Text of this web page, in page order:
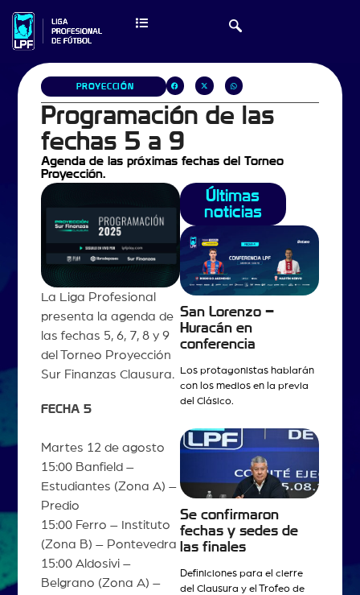
PROYECCIÓN
Programación de las
fechas 5 a 9
Agenda de las próximas fechas del Torneo
Proyección.
La Liga Profesional
presenta la agenda de
las fechas 5, 6, 7, 8 y 9
del Torneo Proyección
Sur Finanzas Clausura.
FECHA 5
Martes 12 de agosto
15:00 Banfield –
Estudiantes (Zona A) –
Predio
15:00 Ferro – Instituto
(Zona B) – Pontevedra
15:00 Aldosivi –
Belgrano (Zona A) –
Últimas
noticias
San Lorenzo –
Huracán en
conferencia
Los protagonistas hablarán
con los medios en la previa
del Clásico.
Se confirmaron
fechas y sedes de
las finales
Definiciones para el cierre
del Clausura y el Trofeo de